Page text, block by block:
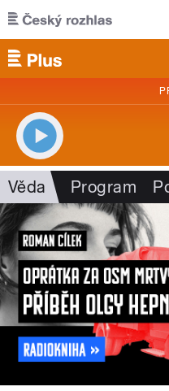
Přejít k hlavnímu obsahu
Věda Program